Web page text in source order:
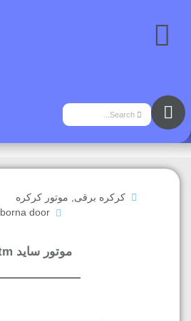
کرکره برقی موتور کرکره
borna door
موتور ساید ktm